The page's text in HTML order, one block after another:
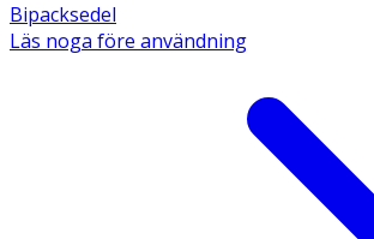
Bipacksedel
Läs noga före användning